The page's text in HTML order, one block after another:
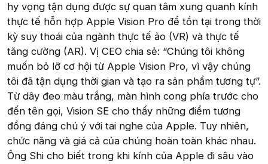
hy vọng tận dụng được sự quan tâm xung quanh kính
thực tế hỗn hợp Apple Vision Pro để tồn tại trong thời
kỳ suy thoái của ngành thực tế ảo (VR) và thực tế
tăng cường (AR). Vị CEO chia sẻ: “Chúng tôi không
muốn bỏ lỡ cơ hội từ Apple Vision Pro, vì vậy chúng
tôi đã tận dụng thời gian và tạo ra sản phẩm tương tự”.
Từ dây đeo màu trắng, màn hình cong phía trước cho
đến tên gọi, Vision SE cho thấy những điểm tương
đồng đáng chú ý với tai nghe của Apple. Tuy nhiên,
chức năng và giá cả của chúng hoàn toàn khác nhau.
Ông Shi cho biết trong khi kính của Apple đi sâu vào